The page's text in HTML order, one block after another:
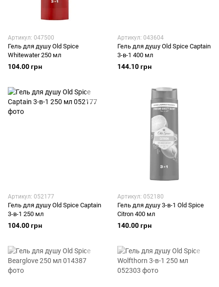
Артикул: 047500
Гель для душу Old Spice
Whitewater 250 мл
104.00 грн
Артикул: 043604
Гель для душу Old Spice Captain
3-в-1 400 мл
144.10 грн
Артикул: 052177
Гель для душу Old Spice Captain
3-в-1 250 мл
104.00 грн
Артикул: 052180
Гель для душу 3-в-1 Old Spice
Citron 400 мл
140.00 грн